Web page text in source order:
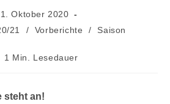
1. Oktober 2020
21 / Vorberichte /
Saison
1 Min. Lesedauer
steht an!